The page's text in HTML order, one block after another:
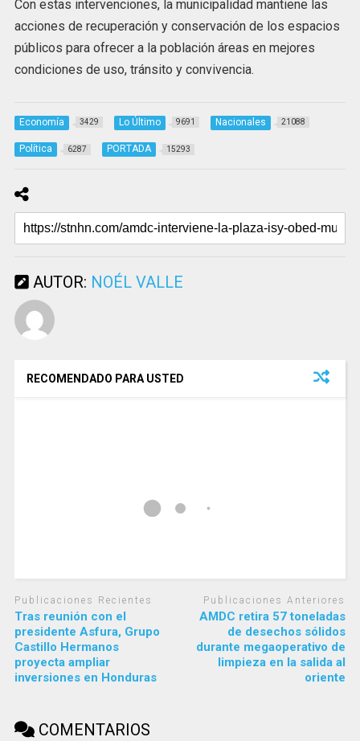
Con estas intervenciones, la municipalidad mantiene las
acciones de recuperación y conservación de los espacios
públicos para ofrecer a la población áreas en mejores
condiciones de uso, tránsito y convivencia.
Economía 3429 Lo Último 9691 Nacionales 21088
Política 6287 PORTADA 15293
AUTOR: NOÉL VALLE
RECOMENDADO PARA USTED
Publicaciones Recientes
Tras reunión con el
presidente Asfura, Grupo
Castillo Hermanos
proyecta ampliar
inversiones en Honduras
Publicaciones Anteriores
AMDC retira 57 toneladas
de desechos sólidos
durante megaoperativo de
limpieza en la salida al
oriente
COMENTARIOS